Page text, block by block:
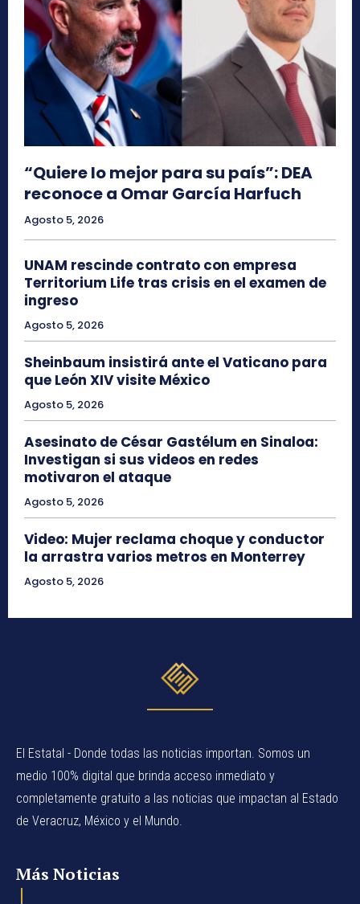
“Quiere lo mejor para su país”: DEA
reconoce a Omar García Harfuch
Agosto 5, 2026
UNAM rescinde contrato con empresa
Territorium Life tras crisis en el examen de
ingreso
Agosto 5, 2026
Sheinbaum insistirá ante el Vaticano para
que León XIV visite México
Agosto 5, 2026
Asesinato de César Gastélum en Sinaloa:
Investigan si sus videos en redes
motivaron el ataque
Agosto 5, 2026
Video: Mujer reclama choque y conductor
la arrastra varios metros en Monterrey
Agosto 5, 2026
El Estatal - Donde todas las noticias importan. Somos un
medio 100% digital que brinda acceso inmediato y
completamente gratuito a las noticias que impactan al Estado
de Veracruz, México y el Mundo.
Más Noticias